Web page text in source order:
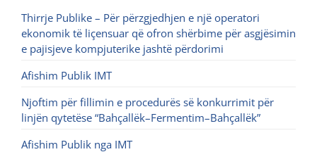
Thirrje Publike – Për përzgjedhjen e një operatori
ekonomik të liçensuar që ofron shërbime për asgjësimin
e pajisjeve kompjuterike jashtë përdorimi
Afishim Publik IMT
Njoftim për fillimin e procedurës së konkurrimit për
linjën qytetëse “Bahçallëk–Fermentim–Bahçallëk”
Afishim Publik nga IMT